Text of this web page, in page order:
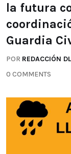
la futura
Guardia
POR REDACCIÓN
0 COMMENTS